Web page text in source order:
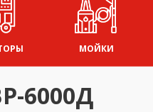
МОЙКИ
6000Д